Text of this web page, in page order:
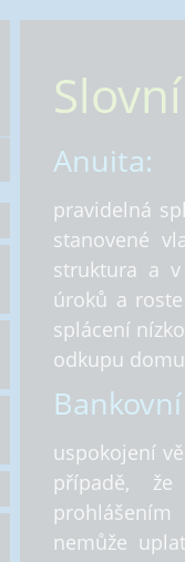
Anuita:
pravidelná
stanovené
struktura a
úroků a
splácení
odkupu
uspokojení
případě,
nemůže